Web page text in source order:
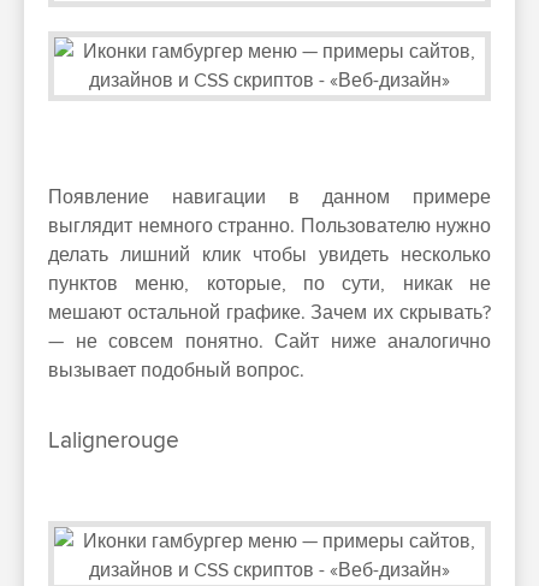
Появление навигации в данном примере
выглядит немного странно. Пользователю нужно
делать лишний клик чтобы увидеть несколько
пунктов меню, которые, по сути, никак не
мешают остальной графике. Зачем их скрывать?
— не совсем понятно. Сайт ниже аналогично
вызывает подобный вопрос.
Lalignerouge